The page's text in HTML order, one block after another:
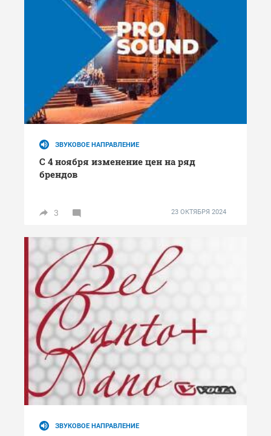
ЗВУКОВОЕ НАПРАВЛЕНИЕ
С 4 ноября изменение цен на ряд
брендов
3 23 ОКТЯБРЯ 2024
ЗВУКОВОЕ НАПРАВЛЕНИЕ